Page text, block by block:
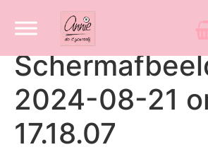
2024-08-21
17.18.07